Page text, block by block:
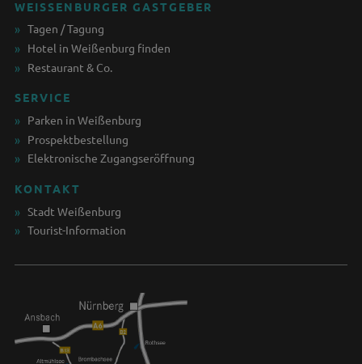
WEISSENBURGER GASTGEBER
Tagen / Tagung
Hotel in Weißenburg finden
Restaurant & Co.
SERVICE
Parken in Weißenburg
Prospektbestellung
Elektronische Zugangseröffnung
KONTAKT
Stadt Weißenburg
Tourist-Information